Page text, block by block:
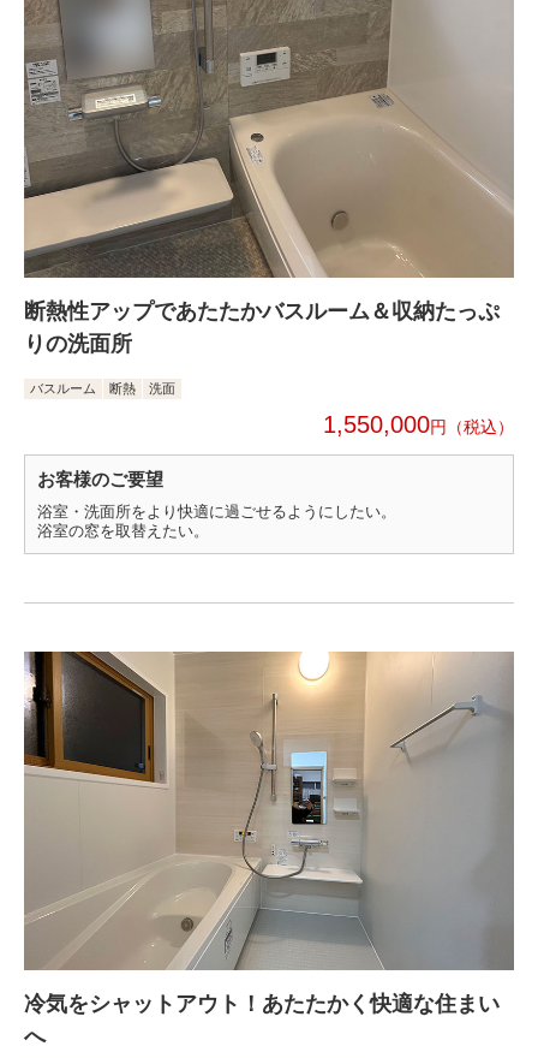
断熱性アップであたたかバスルーム＆収納たっぷ
りの洗面所
バスルーム 断熱 洗面
1,550,000円
お客様のご要望
浴室・洗面所をより快適に過ごせるようにしたい。
浴室の窓を取替えたい。
冷気をシャットアウト！あたたかく快適な住まい
へ